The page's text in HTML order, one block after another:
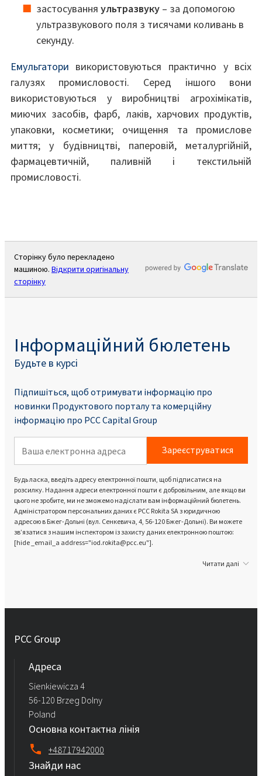
застосування ультразвуку– за допомогою
ультразвукового поля з тисячами коливань в
секунду.
Емульгатори використовуються практично у всіх
галузях промисловості. Серед іншого вони
використовуються у виробництві агрохімікатів,
миючих засобів, фарб, лаків, харчових продуктів,
упаковки, косметики; очищення та промислове
миття; у будівництві, паперовій, металургійній,
фармацевтичній, паливній і текстильній
промисловості.
Сторінку було перекладено
машиною. Відкрити оригінальну
сторінку
Інформаційний бюлетень
Будьте в курсі
Підпишіться, щоб отримувати інформацію про
новинки Продуктового порталу та комерційну
інформацію про PCC Capital Group
Зареєструватися
Будь ласка, введіть адресу електронної пошти, щоб підписатися на
розсилку. Надання адреси електронної пошти є добровільним, але якщо ви
цього не зробите, ми не зможемо надіслати вам інформаційний бюлетень.
Адміністратором персональних даних є PCC Rokita SA з юридичною
адресою в Бжег-Дольні (вул. Сенкевича, 4, 56-120 Бжег-Дольні). Ви можете
зв’язатися з нашим інспектором із захисту даних електронною поштою:
[hide _email_a address="iod.rokita@pcc.eu"].
Читати далі
PCC Group
Адреса
Sienkiewicza 4
56-120 Brzeg Dolny
Poland
Основна контактна лінія
+48717942000
Знайди нас